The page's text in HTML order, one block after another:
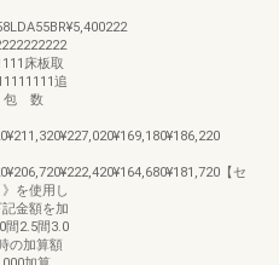
床板取
追
包 数
【セ
を使用し
金額を加
2.5間3.0
の加算額